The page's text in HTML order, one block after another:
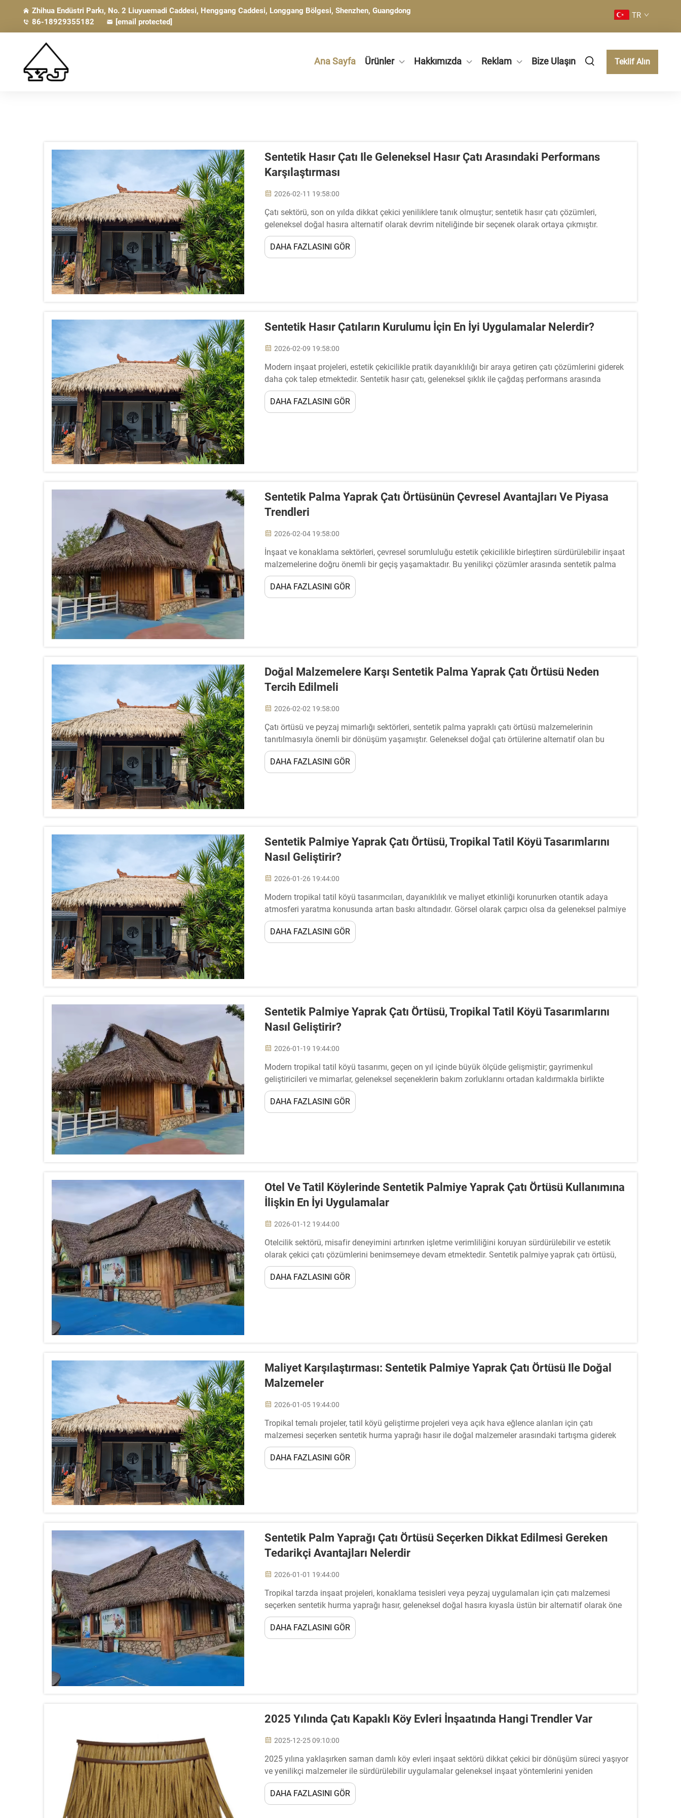
Zhihua Endüstri Parkı, No. 2 Liuyuemadi Caddesi, Henggang Caddesi, Longgang Bölgesi, Shenzhen, Guangdong
86-18929355182
[email protected]
TR
Ana Sayfa Ürünler Hakkımızda Reklam Bize Ulaşın Teklif Alın
Sentetik Hasır Çatı Ile Geleneksel Hasır Çatı Arasındaki Performans
Karşılaştırması
2026-02-11 19:58:00
Çatı sektörü, son on yılda dikkat çekici yeniliklere tanık olmuştur; sentetik hasır çatı çözümleri,
geleneksel doğal hasıra alternatif olarak devrim niteliğinde bir seçenek olarak ortaya çıkmıştır.
Gayrimenkul geliştiricileri, tatil köyü sahipleri ve ev sahipleri giderek daha fazla...
DAHA FAZLASINI GÖR
Sentetik Hasır Çatıların Kurulumu İçin En İyi Uygulamalar Nelerdir?
2026-02-09 19:58:00
Modern inşaat projeleri, estetik çekicilikle pratik dayanıklılığı bir araya getiren çatı çözümlerini giderek
daha çok talep etmektedir. Sentetik hasır çatı, geleneksel şıklık ile çağdaş performans arasında
mükemmel bir denge sunar ve mülk sahiplerine...
DAHA FAZLASINI GÖR
Sentetik Palma Yaprak Çatı Örtüsünün Çevresel Avantajları Ve Piyasa
Trendleri
2026-02-04 19:58:00
İnşaat ve konaklama sektörleri, çevresel sorumluluğu estetik çekicilikle birleştiren sürdürülebilir inşaat
malzemelerine doğru önemli bir geçiş yaşamaktadır. Bu yenilikçi çözümler arasında sentetik palma
yapraklı çatı örtüsü, ...
DAHA FAZLASINI GÖR
Doğal Malzemelere Karşı Sentetik Palma Yaprak Çatı Örtüsü Neden
Tercih Edilmeli
2026-02-02 19:58:00
Çatı örtüsü ve peyzaj mimarlığı sektörleri, sentetik palma yapraklı çatı örtüsü malzemelerinin
tanıtılmasıyla önemli bir dönüşüm yaşamıştır. Geleneksel doğal çatı örtülerine alternatif olan bu
yenilikçi malzemeler, eşsiz dayanıklılık, hava koşullarına karşı üstün direnç ...
DAHA FAZLASINI GÖR
Sentetik Palmiye Yaprak Çatı Örtüsü, Tropikal Tatil Köyü Tasarımlarını
Nasıl Geliştirir?
2026-01-26 19:44:00
Modern tropikal tatil köyü tasarımcıları, dayanıklılık ve maliyet etkinliği korunurken otantik adaya
atmosferi yaratma konusunda artan baskı altındadır. Görsel olarak çarpıcı olsa da geleneksel palmiye
çatı örtüsü, sık bakım gerektirme, kısa ömür, yangın riski ve böcek istilası gibi pek çok zorlukla birlikte
gelir...
DAHA FAZLASINI GÖR
Sentetik Palmiye Yaprak Çatı Örtüsü, Tropikal Tatil Köyü Tasarımlarını
Nasıl Geliştirir?
2026-01-19 19:44:00
Modern tropikal tatil köyü tasarımı, geçen on yıl içinde büyük ölçüde gelişmiştir; gayrimenkul
geliştiricileri ve mimarlar, geleneksel seçeneklerin bakım zorluklarını ortadan kaldırmakla birlikte
otantik estetik etkisi yaratan yenilikçi malzemelere giderek daha fazla yönelmektedir ...
DAHA FAZLASINI GÖR
Otel Ve Tatil Köylerinde Sentetik Palmiye Yaprak Çatı Örtüsü Kullanımına
İlişkin En İyi Uygulamalar
2026-01-12 19:44:00
Otelcilik sektörü, misafir deneyimini artırırken işletme verimliliğini koruyan sürdürülebilir ve estetik
olarak çekici çatı çözümlerini benimsemeye devam etmektedir. Sentetik palmiye yaprak çatı örtüsü,
oteller ve tatil köyleri için öncü bir seçim haline gelmiştir...
DAHA FAZLASINI GÖR
Maliyet Karşılaştırması: Sentetik Palmiye Yaprak Çatı Örtüsü Ile Doğal
Malzemeler
2026-01-05 19:44:00
Tropikal temalı projeler, tatil köyü geliştirme projeleri veya açık hava eğlence alanları için çatı
malzemesi seçerken sentetik hurma yaprağı hasır ile doğal malzemeler arasındaki tartışma giderek
daha fazla gündemde yer almaktadır. Modern inşaat, dayanıklılık, bakım kolaylığı ve sürdürülebilirlik
gibi kriterleri gerektirir...
DAHA FAZLASINI GÖR
Sentetik Palm Yaprağı Çatı Örtüsü Seçerken Dikkat Edilmesi Gereken
Tedarikçi Avantajları Nelerdir
2026-01-01 19:44:00
Tropikal tarzda inşaat projeleri, konaklama tesisleri veya peyzaj uygulamaları için çatı malzemesi
seçerken sentetik hurma yaprağı hasır, geleneksel doğal hasıra kıyasla üstün bir alternatif olarak öne
çıkmıştır. Bu yenilikçi çatı çözümü...
DAHA FAZLASINI GÖR
2025 Yılında Çatı Kapaklı Köy Evleri İnşaatında Hangi Trendler Var
2025-12-25 09:10:00
2025 yılına yaklaşırken saman damlı köy evleri inşaat sektörü dikkat çekici bir dönüşüm süreci yaşıyor
ve yenilikçi malzemeler ile sürdürülebilir uygulamalar geleneksel inşaat yöntemlerini yeniden
şekillendiriyor. Modern ev sahipleri ve tatil köyü geliştiricileri giderek...
DAHA FAZLASINI GÖR